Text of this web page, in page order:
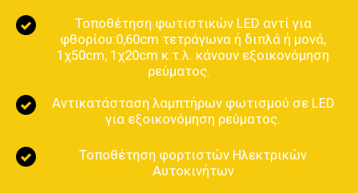
Τοποθέτηση φωτιστικών LED αντί για
φθορίου:0,60cm τετράγωνα ή διπλά ή μονά,
1χ50cm, 1χ20cm κ.τ.λ. κάνουν εξοικονόμηση
ρεύματος.
Αντικατάσταση λαμπτήρων φωτισμού σε LED
για εξοικονόμηση ρεύματος.
Τοποθέτηση φορτιστών Ηλεκτρικών
Αυτοκινήτων